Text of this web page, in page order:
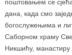
поштовањем се
дана, када смо
богослужењима и
Саборном храму
Никшићу, манастиру